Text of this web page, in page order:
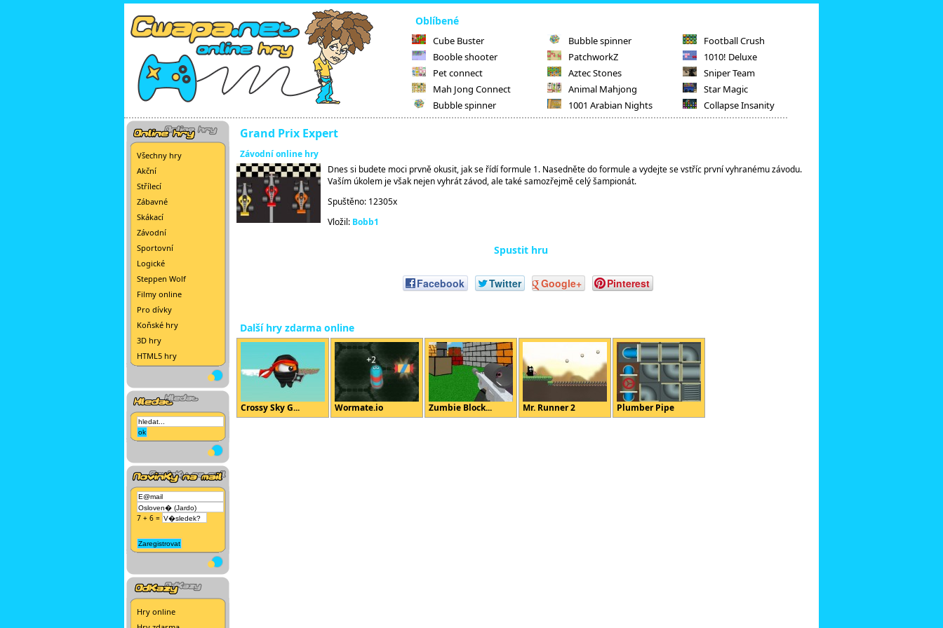
Oblíbené
Cube Buster
Booble shooter
Pet connect
Mah Jong Connect
Bubble spinner
Bubble spinner
PatchworkZ
Aztec Stones
Animal Mahjong
1001 Arabian Nights
Football Crush
1010! Deluxe
Sniper Team
Star Magic
Collapse Insanity
Všechny hry
Akční
Střílecí
Zábavné
Skákací
Závodní
Sportovní
Logické
Steppen Wolf
Filmy online
Pro dívky
Koňské hry
3D hry
HTML5 hry
7 + 6 =
Hry online
Grand Prix Expert
Závodní online hry
Dnes si budete moci prvně okusit, jak se řídí formule 1. Nasedněte do formule a vydejte se vstříc první vyhranému závodu.
Vaším úkolem je však nejen vyhrát závod, ale také samozřejmě celý šampionát.
Spuštěno: 12305x
Vložil: Bobb1
Spustit hru
Facebook Twitter Google+ Pinterest
Další hry zdarma online
Crossy Sky G... Wormate.io Zumbie Block... Mr. Runner 2 Plumber Pipe